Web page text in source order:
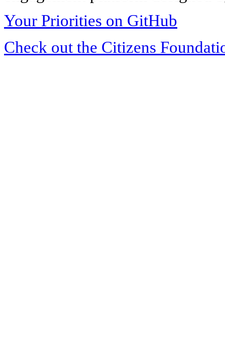
Your Priorities on GitHub
Check out the Citizens